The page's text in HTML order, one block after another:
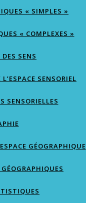
« SIMPLES »
« COMPLEXES »
SENS
SENSORIEL
SENSORIELLES
GÉOGRAPHIQUE